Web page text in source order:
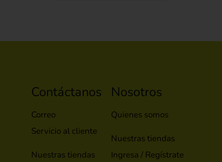
Contáctanos
Correo
Servicio al cliente
Nuestras tiendas
Nosotros
Quienes somos
Nuestras tiendas
Ingresa / Regístrate